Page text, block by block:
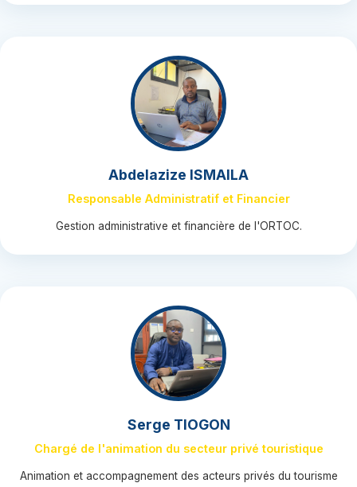
Abdelazize ISMAILA
Responsable Administratif et Financier
Gestion administrative et financière de l'ORTOC.
Serge TIOGON
Chargé de l'animation du secteur privé touristique
Animation et accompagnement des acteurs privés du tourisme